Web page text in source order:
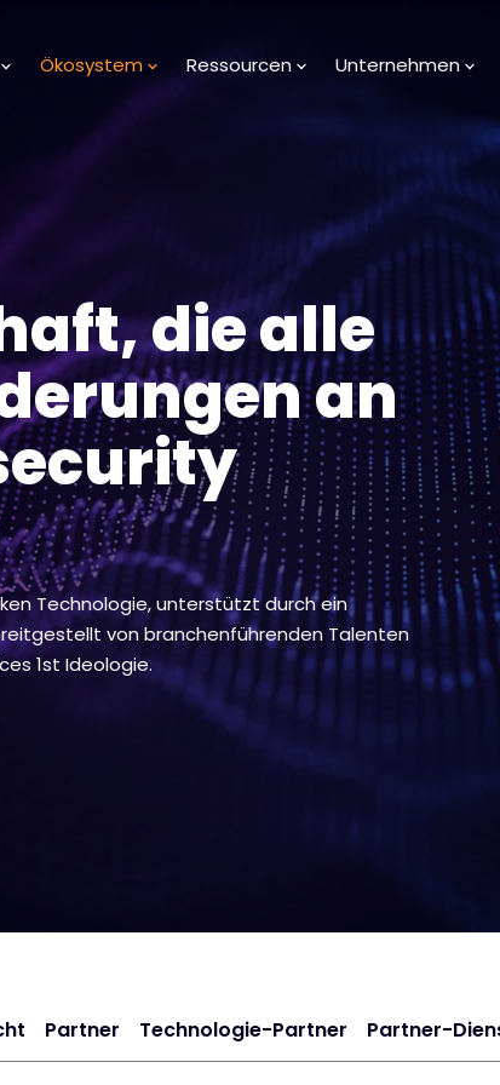
Ökosystem Ressourcen Unternehmen
die alle
an
Technologie, unterstützt durch ein
von branchenführenden Talenten
1st Ideologie.
Partner Technologie-Partner Partner-